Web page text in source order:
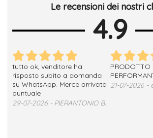
Le recensioni dei nostri
4.9
tutto ok, venditore ha
risposto subito a domanda
su WhatsApp. Merce arrivata
puntuale
29-07-2026 - PIERANTONIO B.
PRODOTTO
21-07-2026 -